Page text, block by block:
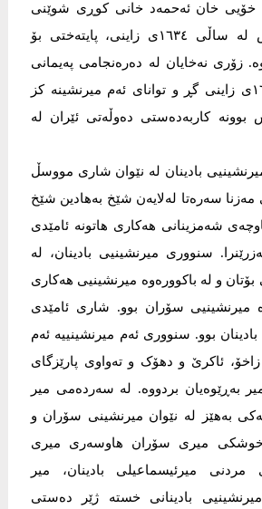
خۆیى خان ئه‌حمه‌د خانی كوڕى شوێنى
گرته‌وه‌. ئه‌م میره‌ش له‌ ساڵى ١٦٣٤ی زاینی، پایته‌ختى بۆ
زۆرى نه‌خایان له‌ ده‌ره‌نجامی په‌یمانى
زه‌هاو له‌ ساڵى ١٦٣٩ی زاینی گڕ و تواناى ئه‌م میرنشینه‌ كز
بوونه‌ كاربه‌ده‌ستى ده‌وڵه‌تى ئێران له‌
بادینان لە نێوان شاری مووسڵ
سەرەتا لەلایەن شێخ بەھادین شێخ
شەمزینانی ھەکاری ھاتونە ئامێدی
١٢٦٢ دامەزرێنرا. سنووری میرنشینیی بادینان، لە
بۆتان و لە باکوورەوە میرنشینیی ھەکاری
میرنشینیی سۆران بوو. شاری ئامێدی
بوو. سنووری ئەم میرنشینییە ئەم
ئاکرێ و دھۆک و تەواوی پارێزگای
ئێستا. ۲٥ میر بەڕێوەیان بردووە. لە سەردەمی میر
بەھێز لە نێوان میرنشینی سۆران و
خوشکی میری سۆران ھاوسەری میری
مردنی میرئیسماعیلی بادینان، میر
بادینانی خستە ژێر دەستی